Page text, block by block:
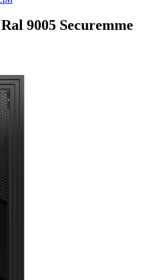
Ral 9005 Securemme